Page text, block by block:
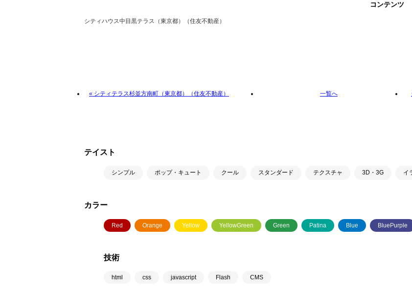
コンテンツ
シティハウス中目黒テラス（東京都）（住友不動産）
« シティテラス杉並方南町（東京都）（住友不動産） 一覧へ
テイスト
シンプル ポップ・キュート クール スタンダード テクスチャ 3D・3G イ
カラー
Red Orange Yellow YellowGreen Green Patina Blue BluePurple
技術
html css javascript Flash CMS